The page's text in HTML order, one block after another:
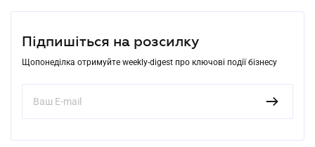
Підпишіться на розсилку
Щопонеділка отримуйте weekly-digest про ключові події бізнесу